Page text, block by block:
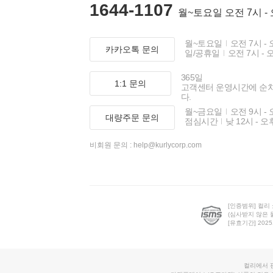
1644-1107 월~토요일 오전 7시 -
카카오톡 문의
월~토요일
오전 7시 -
일/공휴일
오전 7시 -
1:1 문의
365일
고객센터 운영시간에 순
다.
대량주문 문의
월~금요일
오전 9시 -
점심시간
낮 12시 - 오
비회원 문의 : help@kurlycorp.com
[인증범위] 컬리
(심사받지 않은
[유효기간]
컬리에서